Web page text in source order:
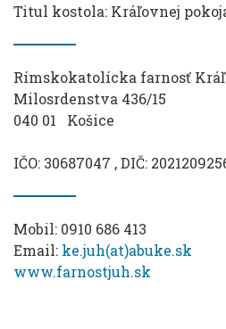
Titul kostola: Kráľovnej
Rímskokatolícka farnosť
Milosrdenstva 436/15
040 01 Košice
IČO: 30687047 , DIČ:
Mobil: 0910 686 413
Email: ke.juh(at)abuke.sk
www.farnostjuh.sk